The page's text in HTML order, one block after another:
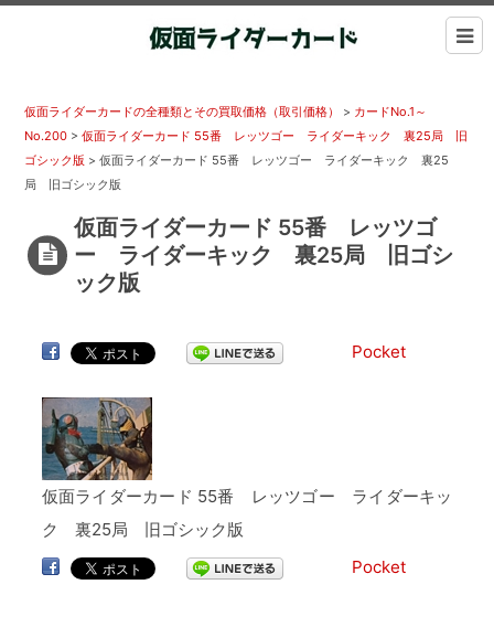
仮面ライダーカードの全種類とその買取価格（取引価格） > カードNo.1～
No.200 >仮面ライダーカード 55番 レッツゴー ライダーキック 裏25局 旧
ゴシック版 >仮面ライダーカード 55番 レッツゴー ライダーキック 裏25
局 旧ゴシック版
仮面ライダーカード 55番 レッツゴ
ー ライダーキック 裏25局 旧ゴシ
ック版
Pocket
仮面ライダーカード 55番 レッツゴー ライダーキッ
ク 裏25局 旧ゴシック版
Pocket